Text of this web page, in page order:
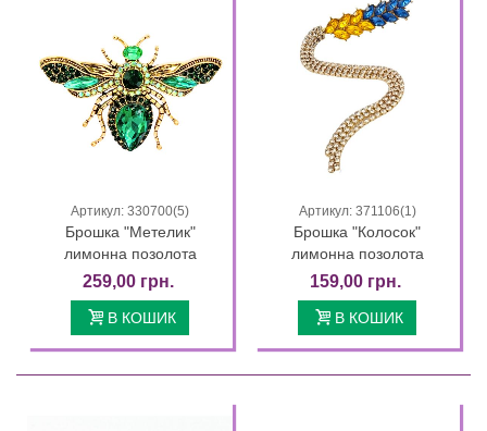
Артикул: 330700(5)
Брошка "Метелик"
лимонна позолота
259,00 грн.
В КОШИК
Артикул: 371106(1)
Брошка "Колосок"
лимонна позолота
159,00 грн.
В КОШИК